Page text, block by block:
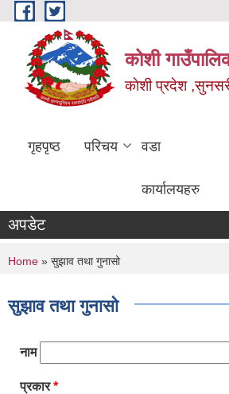
Skip to main content
कोशी
काेशी प्रदेश
गृहपृष्ठ परिचय वडा
कार्यालयहरु
अपडेट
You are here
Home » सुझाव तथा गुनासो
सुझाव तथा गुनासो
नाम
प्रकार*